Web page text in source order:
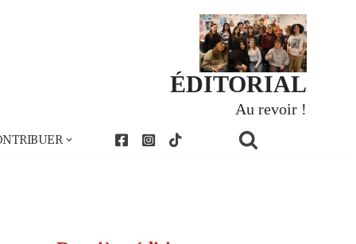
ÉDITORIAL
Au revoir !